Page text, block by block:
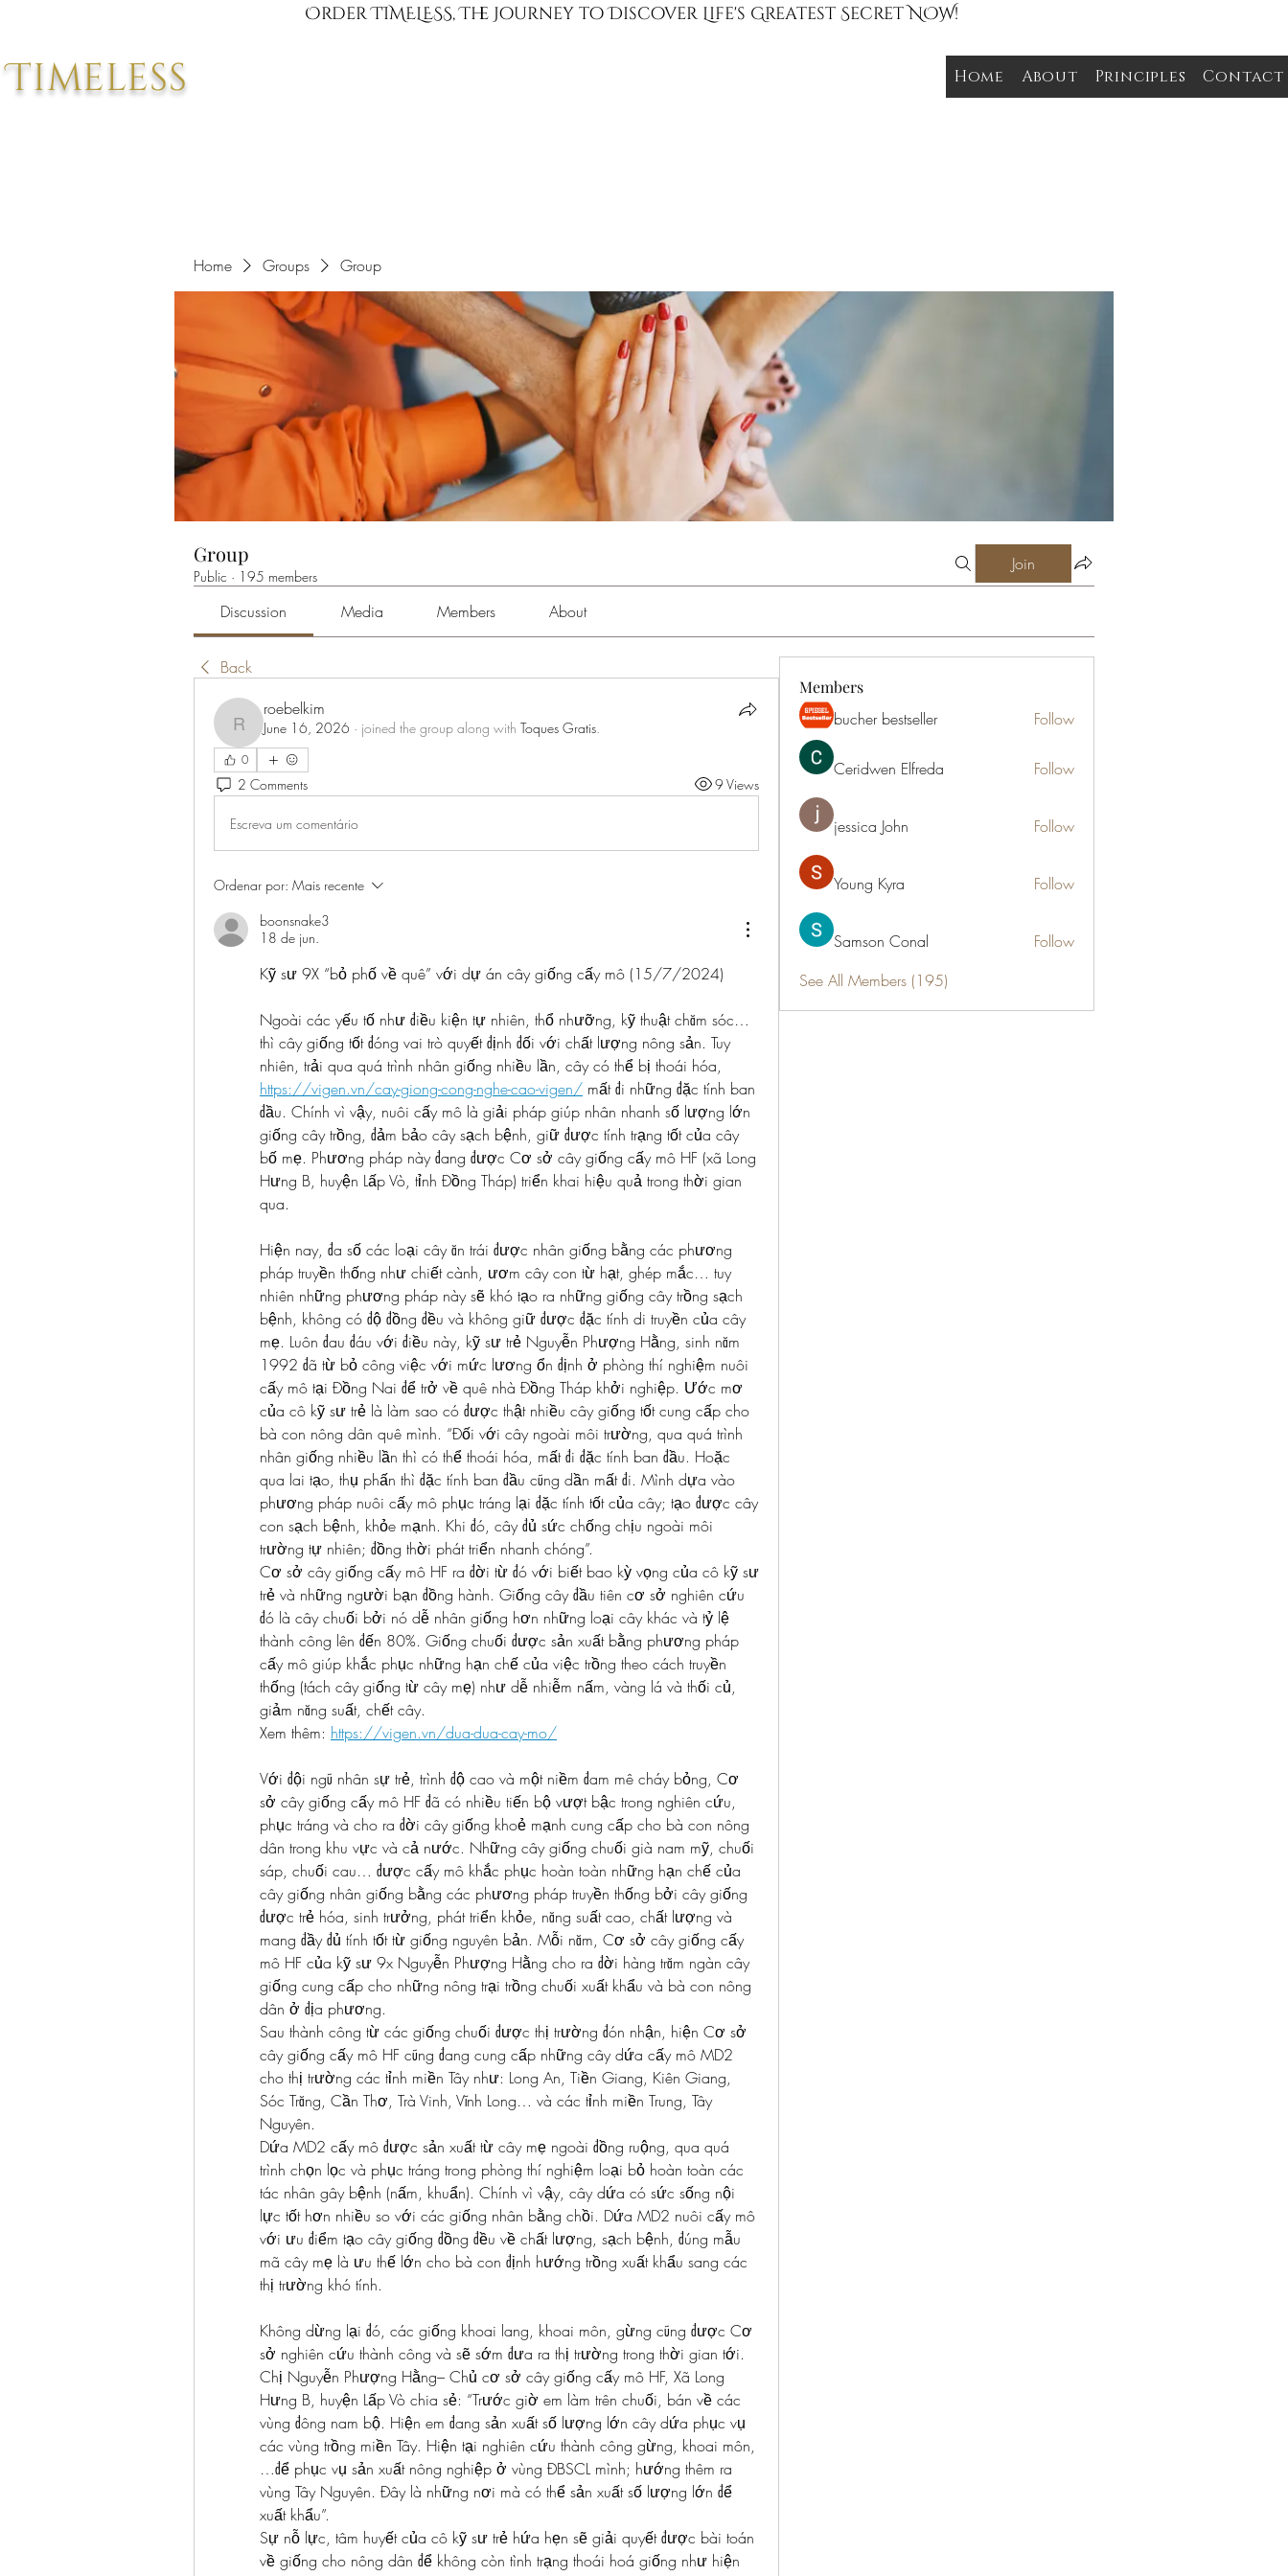
Order TIMELESS, The Journey to Discover Life's Greatest Secret NOW!
Timeless Home About Principles Contact
Home Groups Group
Group
Public · 195 members
Join
Discussion Media Members About
Back
roebelkim
roebelkim
June 16, 2026 · joined the group along with Toques Gratis.
0
2 Comments 9 Views
Escreva um comentário
Ordenar por: Mais recente
boonsnake3
18 de jun.
Kỹ sư 9X “bỏ phố về quê” với dự án cây giống cấy mô (15/7/2024)
Ngoài các yếu tố như điều kiện tự nhiên, thổ nhưỡng, kỹ thuật chăm sóc…
thì cây giống tốt đóng vai trò quyết định đối với chất lượng nông sản. Tuy
https://vigen.vn/cay-giong-cong-nghe-cao-vigen/ mất đi những đặc tính ban
đầu. Chính vì vậy, nuôi cấy mô là giải pháp giúp nhân nhanh số lượng lớn
giống cây trồng, đảm bảo cây sạch bệnh, giữ được tính trạng tốt của cây
bố mẹ. Phương pháp này đang được Cơ sở cây giống cấy mô HF (xã Long
Hưng B, huyện Lấp Vò, tỉnh Đồng Tháp) triển khai hiệu quả trong thời gian
qua.
Hiện nay, đa số các loại cây ăn trái được nhân giống bằng các phương
pháp truyền thống như chiết cành, ươm cây con từ hạt, ghép mắc… tuy
nhiên những phương pháp này sẽ khó tạo ra những giống cây trồng sạch
bệnh, không có độ đồng đều và không giữ được đặc tính di truyền của cây
mẹ. Luôn đau đáu với điều này, kỹ sư trẻ Nguyễn Phượng Hằng, sinh năm
1992 đã từ bỏ công việc với mức lương ổn định ở phòng thí nghiệm nuôi
cấy mô tại Đồng Nai để trở về quê nhà Đồng Tháp khởi nghiệp. Ước mơ
của cô kỹ sư trẻ là làm sao có được thật nhiều cây giống tốt cung cấp cho
bà con nông dân quê mình. “Đối với cây ngoài môi trường, qua quá trình
nhân giống nhiều lần thì có thể thoái hóa, mất đi đặc tính ban đầu. Hoặc
qua lai tạo, thụ phấn thì đặc tính ban đầu cũng dần mất đi. Mình dựa vào
phương pháp nuôi cấy mô phục tráng lại đặc tính tốt của cây; tạo được cây
con sạch bệnh, khỏe mạnh. Khi đó, cây đủ sức chống chịu ngoài môi
trường tự nhiên; đồng thời phát triển nhanh chóng”.
Cơ sở cây giống cấy mô HF ra đời từ đó với biết bao kỳ vọng của cô kỹ sư
trẻ và những người bạn đồng hành. Giống cây đầu tiên cơ sở nghiên cứu
đó là cây chuối bởi nó dễ nhân giống hơn những loại cây khác và tỷ lệ
thành công lên đến 80%. Giống chuối được sản xuất bằng phương pháp
cấy mô giúp khắc phục những hạn chế của việc trồng theo cách truyền
thống (tách cây giống từ cây mẹ) như dễ nhiễm nấm, vàng lá và thối củ,
giảm năng suất, chết cây.
Xem thêm: https://vigen.vn/dua-dua-cay-mo/
Với đội ngũ nhân sự trẻ, trình độ cao và một niềm đam mê cháy bỏng, Cơ
sở cây giống cấy mô HF đã có nhiều tiến bộ vượt bậc trong nghiên cứu,
phục tráng và cho ra đời cây giống khoẻ mạnh cung cấp cho bà con nông
dân trong khu vực và cả nước. Những cây giống chuối già nam mỹ, chuối
sáp, chuối cau… được cấy mô khắc phục hoàn toàn những hạn chế của
cây giống nhân giống bằng các phương pháp truyền thống bởi cây giống
được trẻ hóa, sinh trưởng, phát triển khỏe, năng suất cao, chất lượng và
mang đầy đủ tính tốt từ giống nguyên bản. Mỗi năm, Cơ sở cây giống cấy
mô HF của kỹ sư 9x Nguyễn Phượng Hằng cho ra đời hàng trăm ngàn cây
giống cung cấp cho những nông trại trồng chuối xuất khẩu và bà con nông
dân ở địa phương.
Sau thành công từ các giống chuối được thị trường đón nhận, hiện Cơ sở
cây giống cấy mô HF cũng đang cung cấp những cây dứa cấy mô MD2
cho thị trường các tỉnh miền Tây như: Long An, Tiền Giang, Kiên Giang,
Sóc Trăng, Cần Thơ, Trà Vinh, Vĩnh Long… và các tỉnh miền Trung, Tây
Nguyên.
Dứa MD2 cấy mô được sản xuất từ cây mẹ ngoài đồng ruộng, qua quá
trình chọn lọc và phục tráng trong phòng thí nghiệm loại bỏ hoàn toàn các
tác nhân gây bệnh (nấm, khuẩn). Chính vì vậy, cây dứa có sức sống nội
lực tốt hơn nhiều so với các giống nhân bằng chồi. Dứa MD2 nuôi cấy mô
với ưu điểm tạo cây giống đồng đều về chất lượng, sạch bệnh, đúng mẫu
mã cây mẹ là ưu thế lớn cho bà con định hướng trồng xuất khẩu sang các
thị trường khó tính.
Không dừng lại đó, các giống khoai lang, khoai môn, gừng cũng được Cơ
sở nghiên cứu thành công và sẽ sớm đưa ra thị trường trong thời gian tới.
Chị Nguyễn Phượng Hằng– Chủ cơ sở cây giống cấy mô HF, Xã Long
Hưng B, huyện Lấp Vò chia sẻ: “Trước giờ em làm trên chuối, bán về các
vùng đông nam bộ. Hiện em đang sản xuất số lượng lớn cây dứa phục vụ
các vùng trồng miền Tây. Hiện tại nghiên cứu thành công gừng, khoai môn,
…để phục vụ sản xuất nông nghiệp ở vùng ĐBSCL mình; hướng thêm ra
vùng Tây Nguyên. Đây là những nơi mà có thể sản xuất số lượng lớn để
xuất khẩu”.
Sự nỗ lực, tâm huyết của cô kỹ sư trẻ hứa hẹn sẽ giải quyết được bài toán
về giống cho nông dân để không còn tình trạng thoái hoá giống như hiện
Members
bucher bestseller Follow
Ceridwen Elfreda Follow
jessica John Follow
Young Kyra Follow
Samson Conal
Follow
See All Members (195)